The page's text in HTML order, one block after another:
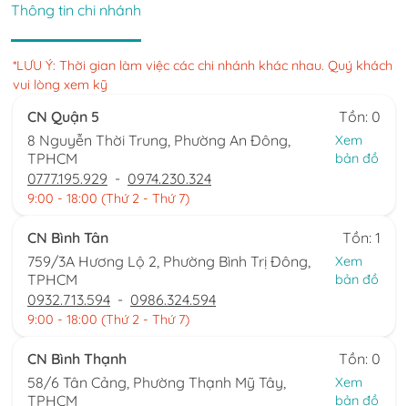
Thông tin chi nhánh
*LƯU Ý: Thời gian làm việc các chi nhánh khác nhau. Quý khách
vui lòng xem kỹ
CN Quận 5
Tồn: 0
8 Nguyễn Thời Trung, Phường An Đông,
TPHCM
Xem
bản đồ
0777.195.929 - 0974.230.324
9:00 - 18:00 (Thứ 2 - Thứ 7)
CN Bình Tân
Tồn: 1
759/3A Hương Lộ 2, Phường Bình Trị Đông,
TPHCM
Xem
bản đồ
0932.713.594 - 0986.324.594
9:00 - 18:00 (Thứ 2 - Thứ 7)
CN Bình Thạnh
Tồn: 0
58/6 Tân Cảng, Phường Thạnh Mỹ Tây,
TPHCM
Xem
bản đồ